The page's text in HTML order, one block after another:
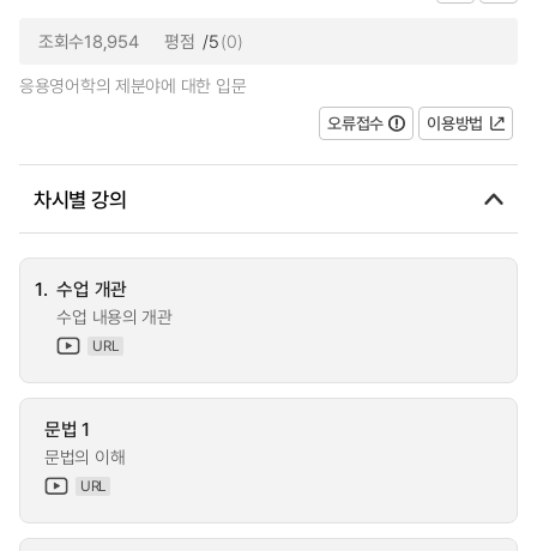
조회수18,954 평점 /5(0)
응용영어학의 제분야에 대한 입문
오류접수
이용방법
차시별 강의
1. 수업 개관
수업 내용의 개관
URL
문법 1
문법의 이해
URL